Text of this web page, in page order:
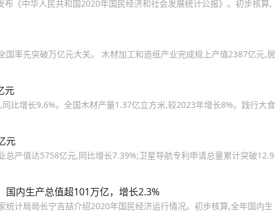
《中华人民共和国2020年国民经济和社会发展统计公报》。初步核算,
国率先突破万亿元大关。 木材加工和造纸产业完成规上产值2387亿元,居
元
比增长9.6%。全国木材产量1.37亿立方米,较2023年增长8%。践行大食
元
总产值达5758亿元,同比增长7.39%;卫星导航专利申请总量累计突破12.9
国内生产总值超101万亿，增长2.3%
统计局局长宁吉喆介绍2020年国民经济运行情况。初步核算,全年国内生